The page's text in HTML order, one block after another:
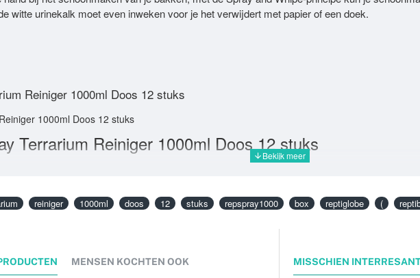
witte urinekalk moet even inweken voor je het verwijdert met papier of een doek.
Reiniger 1000ml Doos 12 stuks
1000ml Doos 12 stuks
Terrarium Reiniger 1000ml Doos 12 stuks
reiniger 1000ml doos 12 stuks repspray1000 box reptiglobe (
MENSEN KOCHTEN OOK MISSCHIEN